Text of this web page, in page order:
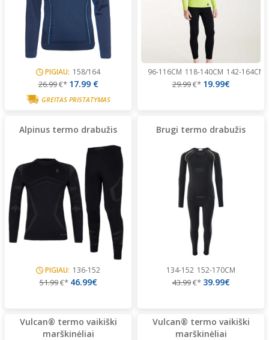
PIGIAU: 158/164
26.99€* 17.99 €
GREITAS PRISTATYMAS
96-116CM 118-140CM 142-164CM
29.99€* 19.99€
Alpinus termo drabužis
PIGIAU: 136-152
51.99€* 46.99€
Brugi termo drabužis
134-152 152-170CM
43.99€* 39.99€
Vulcan® termo vaikiški
marškinėliai
Vulcan® termo vaikiški
marškinėliai